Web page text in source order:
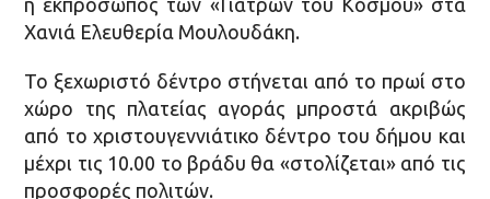
Χανιά Ελευθερία Μουλουδάκη.
Το ξεχωριστό δέντρο στήνεται από το πρωί στο
χώρο της πλατείας αγοράς μπροστά ακριβώς
από το χριστουγεννιάτικο δέντρο του δήμου και
μέχρι τις 10.00 το βράδυ θα «στολίζεται» από τις
προσφορές πολιτών.